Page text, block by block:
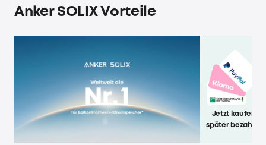
Anker SOLIX Vorteile
Jetzt kaufen,
später bezahlen